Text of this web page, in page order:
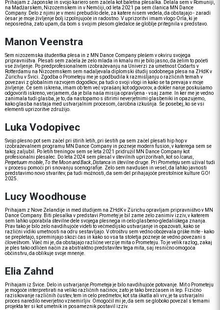
Prihajam z Japonske in svojo kariero sem začela kot baletna plesalka. Delala sem v Romuniji,
na Madžarskem, Nizozemskem in v Nemčiji, od leta 2021 pa sem članica MN Dance
Company. Delo z njimi je v meni prebudilo dele, za katere nisem vedela, da obstajajo - zaradi
česar je moje življenje bolj izpolnjujoče in radostno. V uprizoritvi imam vlogo Orla, ki je
neposredna, zato upam, da bom s svojim plesom gledalce še globlje pritegnila v predstavo.
Manon Veenstra
Sem nizozemska študentka plesa in z MN Dance Company plešem v okviru svojega
pripravništva. Plesati sem začela že zelo mlada in kmalu mi je bilo jasno, da želim to početi
vse življenje. Po predprofesionalnem izobraževanju na Univerzi za umetnost Codarts v
Rotterdamu na Nizozemskem sem nadaljevala diplomski študij sodobnega plesa na ZHdK v
Zürichu v Švici. Zgodba o Prometeju me je spodbudila k razmišljanju o različnih temah v
povezavi z globalnim razvojem dogodkov, pa tudi o svoji vlogi in kako se ta prevaja v moje
življenje. Če sem iskrena, imam ob tem več vprašanj kot odgovorov, a dokler nanje poskušamo
odgovoriti iskreno, verjamem, da je bila naša misija opravljena - vsaj zame. In ker me je vedno
zanimala tudi glasba, je to, da nastopamo s štirimi neverjetnimi glasbeniki in opazujemo,
kako glasba nastaja med ustvarjalnim procesom, čarobna izkušnja. Še posebej, ko se vsi
elementi uprizoritve združijo.
Luka Vodopivec
Svojo plesno pot sem začel pri štirih letih, pri šestih pa sem začel plesati hip hop v
izobraževalnem programu MN Dance Company in pozneje modern fusion, v katerega sem se
takoj zaljubil. Po letih treningov sem se leta 2021 pridružil MN Dance Company kot
profesionalni plesalec. Do leta 2024 sem plesal v številnih uprizoritvah, kot soIcarus,
Perpetuum mobile, To the Moon and Back,Distanca in številne druge. Pri Prometeju sem užival tudi
v procesu pomoči pri snovanju scenografije. Zelo sem navdušen in vesel, da lahko javnosti
predstavimo novo stvaritev, pa tudi možnosti, da sem del prihajajoče prestolnice kulture GO!
2025.
Lucy Woodhouse
Prihajam z Nove Zelandije in med študijem na ZHdK v Zürichu opravljam pripravništvo v MN
Dance Company. Biti plesalka v predstavi Prometej je bil zame zelo zanimiv izziv, v katerem
sem lahko uporabila številne dele svojega plesnega in celo glasbeno-gledališkega znanja.
Prav tako je bilo zelo navdihujoče videti to večmedijsko ustvarjanje in opazovati, kako se
različni vidiki umetnosti na odru sestavljajo. V otroštvu sem vedno oboževala grške mite - kako
se prepletajo, spreminjajo skozi čas in kako so vsa ta stoletja pozneje še vedno povezani s
človeštvom. Všeč mi je, da obstajajo različne verzije mita o Prometeju. To je velik razlog, zakaj
je ples tako odličen način za abstraktno predstavitev tega mita, saj resnično omogoča
občinstvu, da oblikuje svoje mnenje.
Elia Zahnd
Prihajam iz Švice. Delo in ustvarjanjePrometeja je bilo navdihujoče potovanje. Mit o Prometeju
je mogoče interpretirati na veliko različnih načinov, zato je tako brezčasen in lep. Fizično
raziskovanje različnih čustev, tem in celo predmetov, kot sta škatla ali vrv, je ta ustvarjalni
proces naredilo neverjetno vznemirljiv. Omogočil mi je, da sem se globoko povezal s temami
projekta ter si kot umetnik in posameznik postavil izziv.